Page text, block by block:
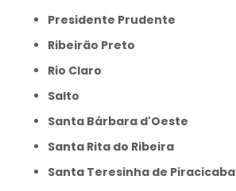
Presidente Prudente
Ribeirão Preto
Rio Claro
Salto
Santa Bárbara d'Oeste
Santa Rita do Ribeira
Santa Teresinha de Piracicaba